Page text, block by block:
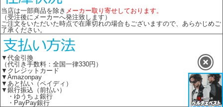
当店は一部商品を除き メーカー取り寄せしております。
（受注後にメーカーへ発注致します）
ご注文をいただいた時点で在庫切れの場合もございますので、あらかじめご
了承ください。
▼代金引換
（代引き手数料：全国一律330円）
▼クレジットカード
▼Amazonpay
▼あと払い（ペイディ）
▼銀行振込（前払い）
・ゆうちょ銀行
・PayPay銀行